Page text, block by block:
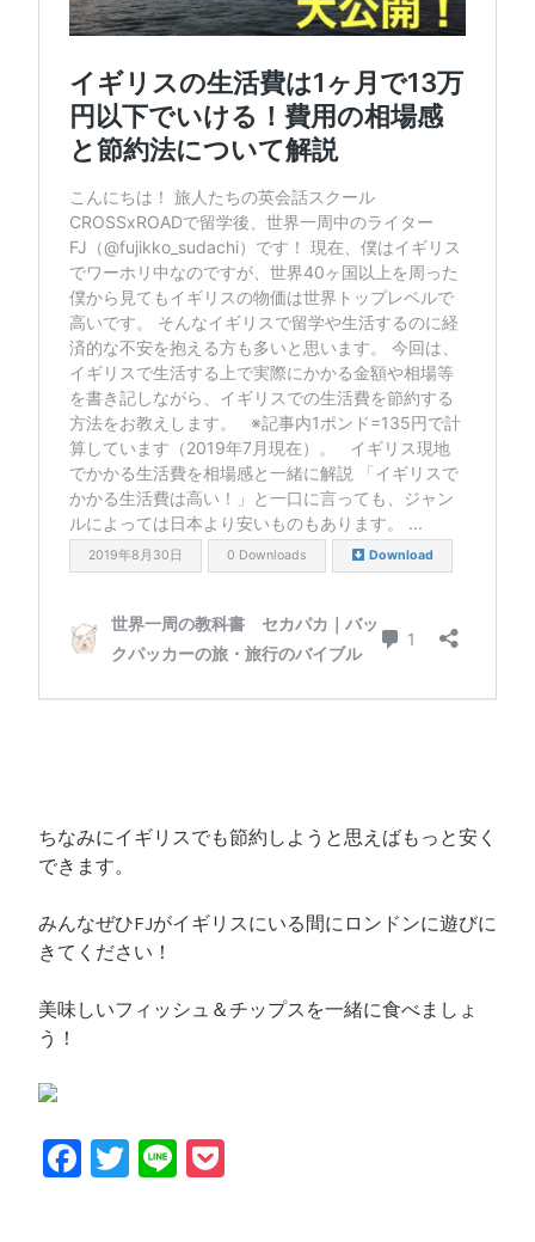
ちなみにイギリスでも節約しようと思えばもっと安く
できます。
みんなぜひFJがイギリスにいる間にロンドンに遊びに
きてください！
美味しいフィッシュ＆チップスを一緒に食べましょ
う！
F
T
Li